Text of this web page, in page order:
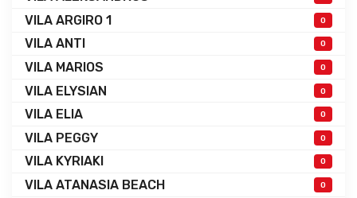
VILA ARGIRO 1 0
VILA ANTI 0
VILA MARIOS 0
VILA ELYSIAN 0
VILA ELIA 0
VILA PEGGY 0
VILA KYRIAKI 0
VILA ATANASIA BEACH 0